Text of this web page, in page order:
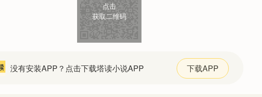
点击
获取二维码
没有安装APP？点击下载塔读小说APP 下载APP